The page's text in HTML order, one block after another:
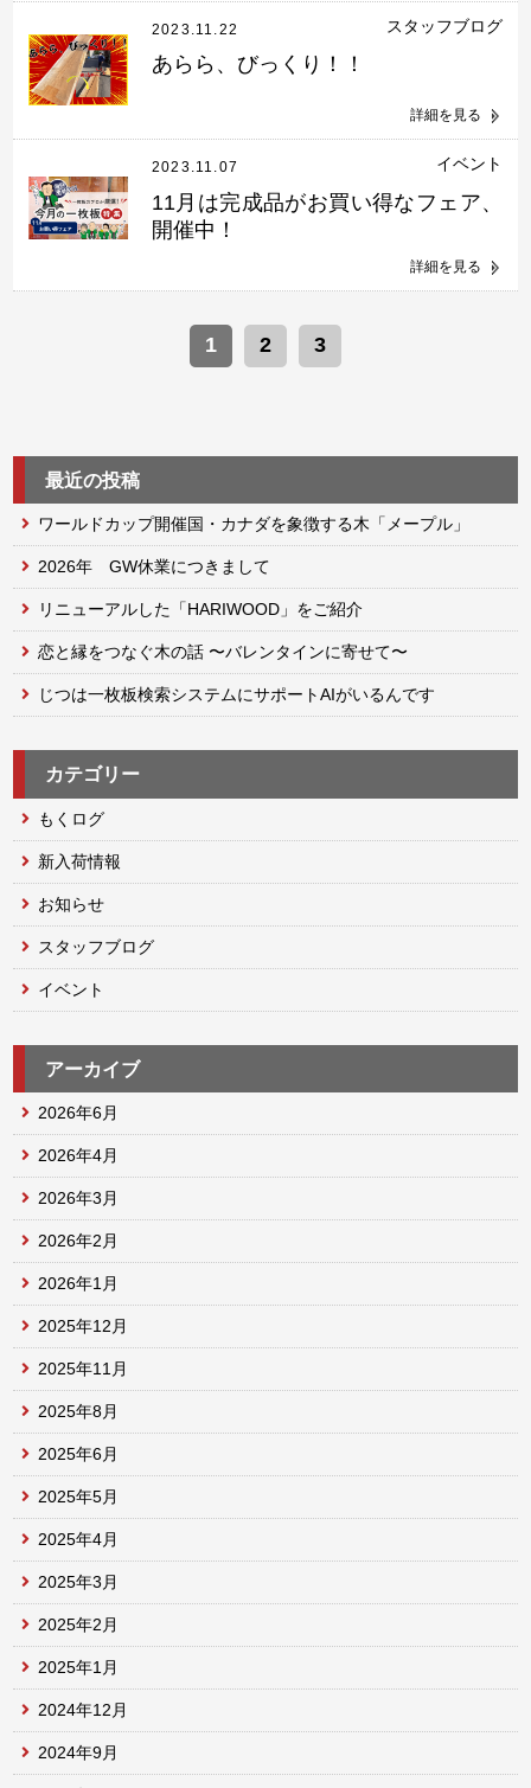
2023.11.22 スタッフブログ
あらら、びっくり！！
詳細を見る
2023.11.07 イベント
11月は完成品がお買い得なフェア、
開催中！
詳細を見る
1 2 3
最近の投稿
ワールドカップ開催国・カナダを象徴する木「メープル」
2026年 GW休業につきまして
リニューアルした「HARIWOOD」をご紹介
恋と縁をつなぐ木の話 〜バレンタインに寄せて〜
じつは一枚板検索システムにサポートAIがいるんです
カテゴリー
もくログ
新入荷情報
お知らせ
スタッフブログ
イベント
アーカイブ
2026年6月
2026年4月
2026年3月
2026年2月
2026年1月
2025年12月
2025年11月
2025年8月
2025年6月
2025年5月
2025年4月
2025年3月
2025年2月
2025年1月
2024年12月
2024年9月